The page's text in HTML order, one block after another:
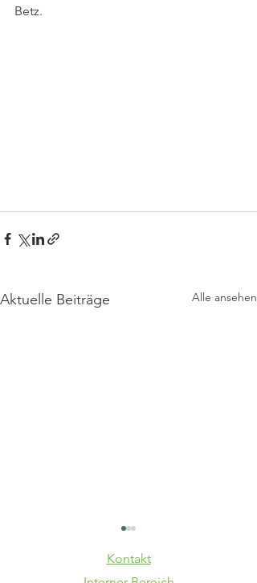
Betz.
Aktuelle Beiträge Alle ansehen
Kontakt